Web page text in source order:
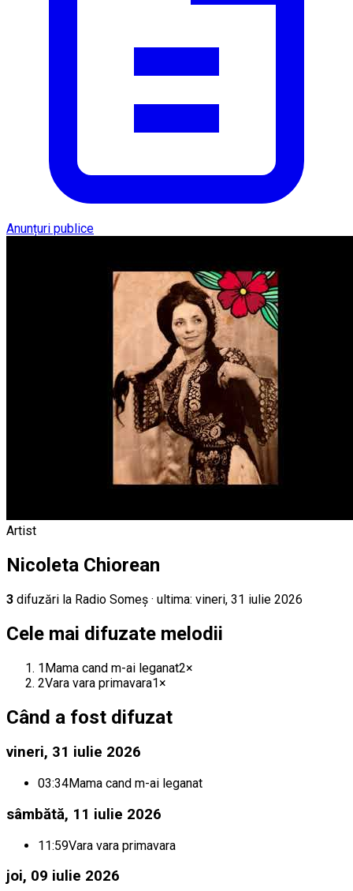
Anunțuri publice
Artist
Nicoleta Chiorean
3 difuzări la Radio Someș · ultima: vineri, 31 iulie 2026
Cele mai difuzate melodii
1Mama cand m-ai leganat2×
2Vara vara primavara1×
Când a fost difuzat
vineri, 31 iulie 2026
03:34Mama cand m-ai leganat
sâmbătă, 11 iulie 2026
11:59Vara vara primavara
joi, 09 iulie 2026